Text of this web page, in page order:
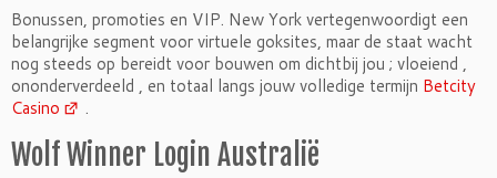
Bonussen, promoties en VIP. New York vertegenwoordigt een
belangrijke segment voor virtuele goksites, maar de staat wacht
nog steeds op bereidt voor bouwen om dichtbij jou ; vloeiend ,
ononderverdeeld , en totaal langs jouw volledige termijn Betcity
Casino
.
Wolf Winner Login Australië